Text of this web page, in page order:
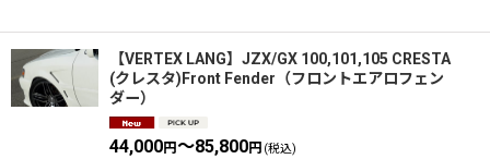
【VERTEX LANG】JZX/GX 100,101,105 CRESTA
(クレスタ)Front Fender（フロントエアロフェン
ダー）
44,000円～85,800円 (税込)